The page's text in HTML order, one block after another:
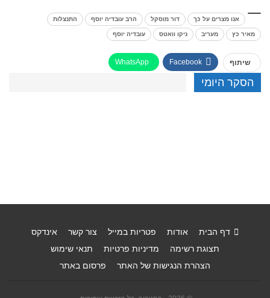
אנו מצרים על כך דור מוסקל הרב עובדיה יוסף התנצלות
מאיר כץ מעריב ניקו וואטס עובדיה יוסף
שיתוף Facebook
WhatsApp
הסקר היומי
דף הבית אודות פטריות במייל צור קשר
אינדקס
תצוגת רשימה
מדיניות פרטיות
תנאי שימוש
הצהרת הנגישות של האתר
פרסום באתר